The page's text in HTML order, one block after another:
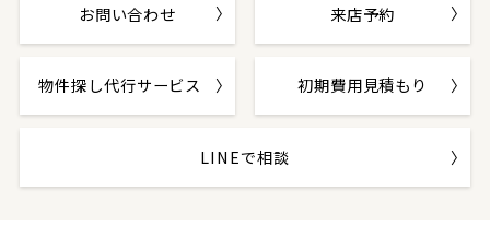
お問い合わせ 来店予約
物件探し代行サービス 初期費用見積もり
LINEで相談